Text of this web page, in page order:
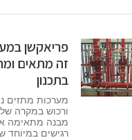
פריאקשן
זה מתאים
בתכנון
מערכות מתזים
ורכוש במקרה
מבנה מתאימה
רגישים במיוחד